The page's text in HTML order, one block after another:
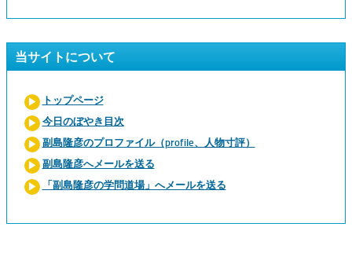
当サイトについて
トップページ
今日のぼやき目次
副島隆彦のプロファイル（profile、人物寸評）
副島隆彦へメールを送る
「副島隆彦の学問道場」へメールを送る